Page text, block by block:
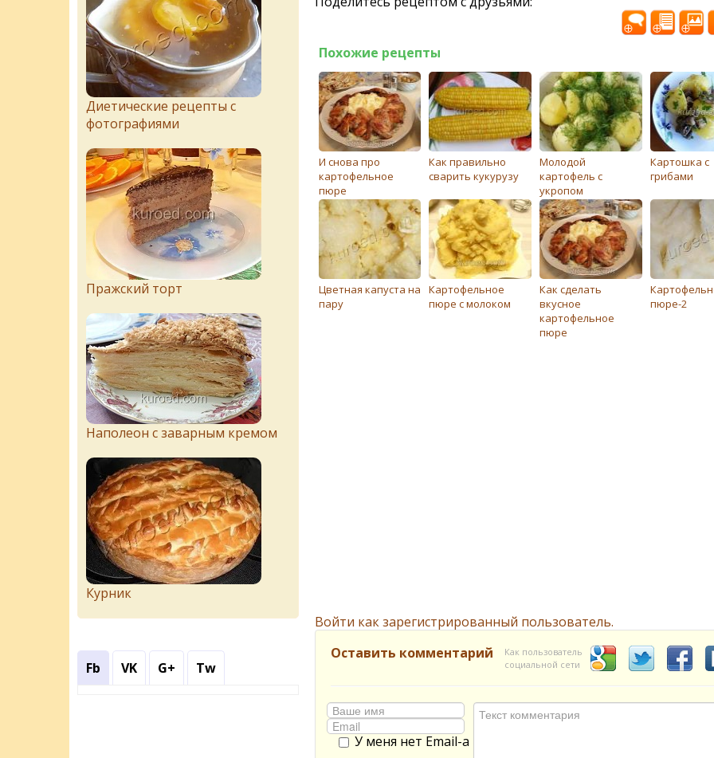
Похожие рецепты
И снова про
картофельное
пюре
Как правильно
сварить кукурузу
Молодой
картофель с
укропом
Картошка с
грибами
Цветная капуста на
пару
Картофельное
пюре с молоком
Как сделать
вкусное
картофельное
пюре
пюре-2
Войти как зарегистрированный пользователь.
Оставить комментарий
Как пользователь
социальной сети
У меня нет Email-а
Диетические рецепты с
фотографиями
Пражский торт
Наполеон с заварным кремом
Курник
Fb VK G+ Tw